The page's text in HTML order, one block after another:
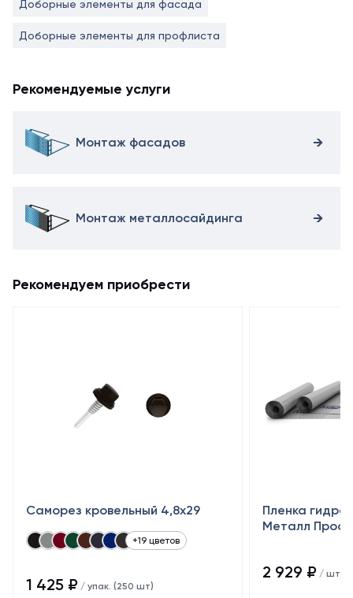
Доборные элементы для фасада
Доборные элементы для профлиста
Рекомендуемые услуги
Монтаж фасадов
Монтаж металлосайдинга
Рекомендуем приобрести
Саморез кровельный 4,8x29
+19 цветов
1 425 ₽ / упак. (250 шт)
Пленка
Металл
2 929 ₽ / шт